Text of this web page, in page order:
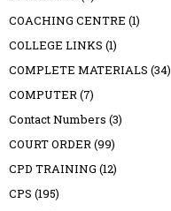
COACHING CENTRE (1)
COLLEGE LINKS (1)
COMPLETE MATERIALS (34)
COMPUTER(7)
Contact Numbers (3)
COURT ORDER(99)
CPD TRAINING (12)
CPS (195)